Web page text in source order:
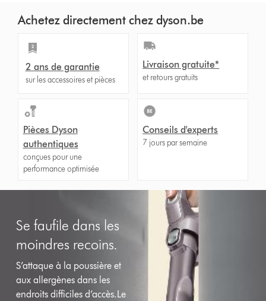
Achetez directement chez dyson.be
2 ans de garantie
sur les accessoires et pièces
Livraison gratuite*
et retours gratuits
Pièces Dyson
authentiques
conçues pour une
performance optimisée
Conseils d'experts
7 jours par semaine
Se faufile dans les
moindres recoins.
S’attaque à la poussière et
aux allergènes dans les
endroits difficiles d’accès.Le